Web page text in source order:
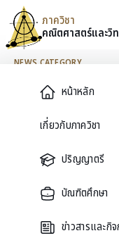
หน้าหลัก
เกี่ยวกับภาควิชา
ปริญญาตรี
บัณฑิตศึกษา
ข่าวสารและกิ
ภาควิชา
คณิตศาสตร์และวิ
Skip to content
NEWS CATEGORY
ห้องภาพ
ข่าวประชาสัมพันธ์
ภาพ